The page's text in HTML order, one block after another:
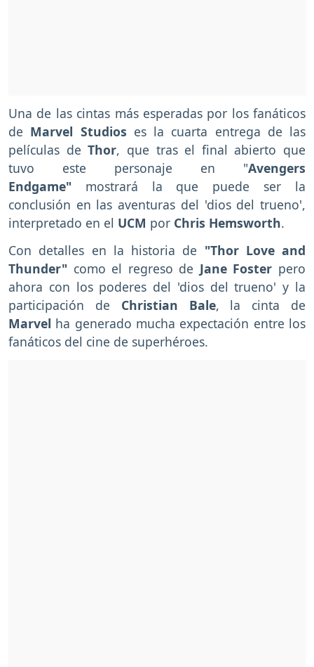
Una de las cintas más esperadas por los fanáticos
de Marvel Studios es la cuarta entrega de las
películas deThor, que tras el final abierto que
tuvo este personaje en "Avengers
Endgame" mostrará la que puede ser la
conclusión en las aventuras del 'dios del trueno',
interpretado en el UCM por Chris Hemsworth.
Con detalles en la historia de "Thor Love and
Thunder" como el regreso de Jane Foster pero
ahora con los poderes del 'dios del trueno' y la
participación de Christian Bale, la cinta de
Marvel ha generado mucha expectación entre los
fanáticos del cine de superhéroes.